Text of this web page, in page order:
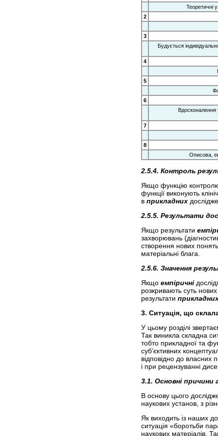
Теоретичні
2
3
Будується
4
5
6
Вдосконалення
7
8
Описова,
2.5.4. Контроль
Якщо функцію
функції виконують
в прикладних
2.5.5. Результати
Якщо результати
захворювань
створення нових
матеріальні блага.
2.5.6. Значення
Якщо емпіричні
розкривають суть нових
результати
3. Ситуація, що
У цьому розділі
Так виникла складна
тобто прикладної та
суб’єктивних
відповідно до власних
і при рецензуванні
3.1. Основні причини
В основу цього
наукових установ, з
Як виходить із наших
ситуація «боротьби
наукових матеріалів.